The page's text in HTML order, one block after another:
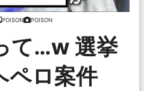
POISON POISON
て…w 選挙
ペロ案件